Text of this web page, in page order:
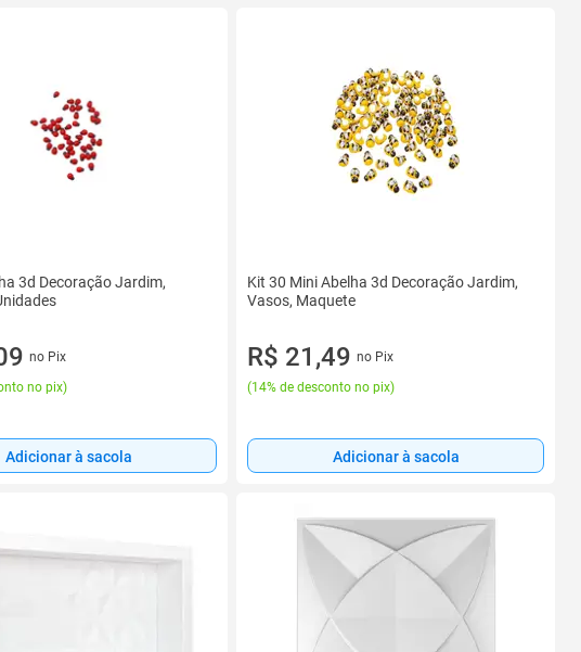
3d Decoração Jardim,
no Pix
no pix)
Adicionar à sacola
Kit 30 Mini Abelha 3d Decoração Jardim,
Vasos, Maquete
R$ 21,49 no Pix
(14% de desconto no pix)
Adicionar à sacola